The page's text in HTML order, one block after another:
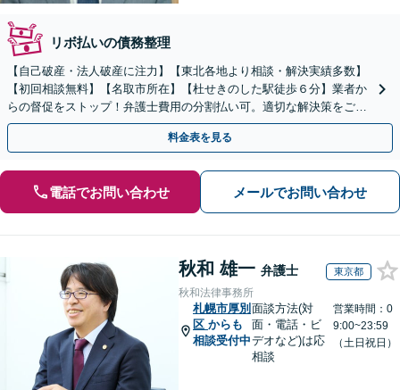
リボ払いの債務整理
【自己破産・法人破産に注力】【東北各地より相談・解決実績多数】
【初回相談無料】【名取市所在】【杜せきのした駅徒歩６分】業者か
らの督促をストップ！弁護士費用の分割払い可。適切な解決策をご提
案します【土曜相談可】【駐車場完備】【完全個室】
料金表を見る
電話でお問い合わせ メールでお問い合わせ
秋和 雄一 弁護士 東京都
秋和法律事務所
札幌市厚別
区 からも
相談受付中
面談方法(対
面・電話・ビ
デオなど)は応
相談
営業時間：0
9:00~23:59
（土日祝日）